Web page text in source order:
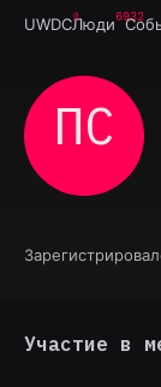
UWDCЛюди6932
ПС
Участие в